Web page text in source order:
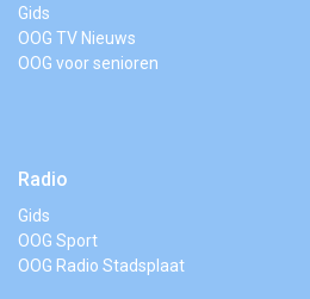
Gids
OOG TV Nieuws
OOG voor senioren
Radio
Gids
OOG Sport
OOG Radio Stadsplaat